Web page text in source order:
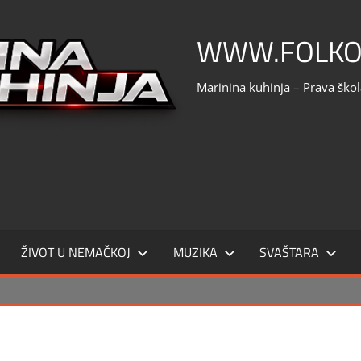
Marinina kuhinja – Prava
ŽIVOT U NEMAČKOJ MUZIKA SVAŠTARA